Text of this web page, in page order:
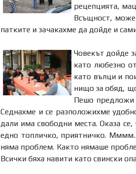
рецепцията,
Всъщност,
патките и зачакахме да дойде и
Човекът дойде
като любезно
като вълци и
нищо за обяд,
Пешо
Седнахме и се разположихме
дали има свободни места. Оказа
едно топличко, приятничко.
няма проблем. Както нямаше
Всички бяха навити като свински